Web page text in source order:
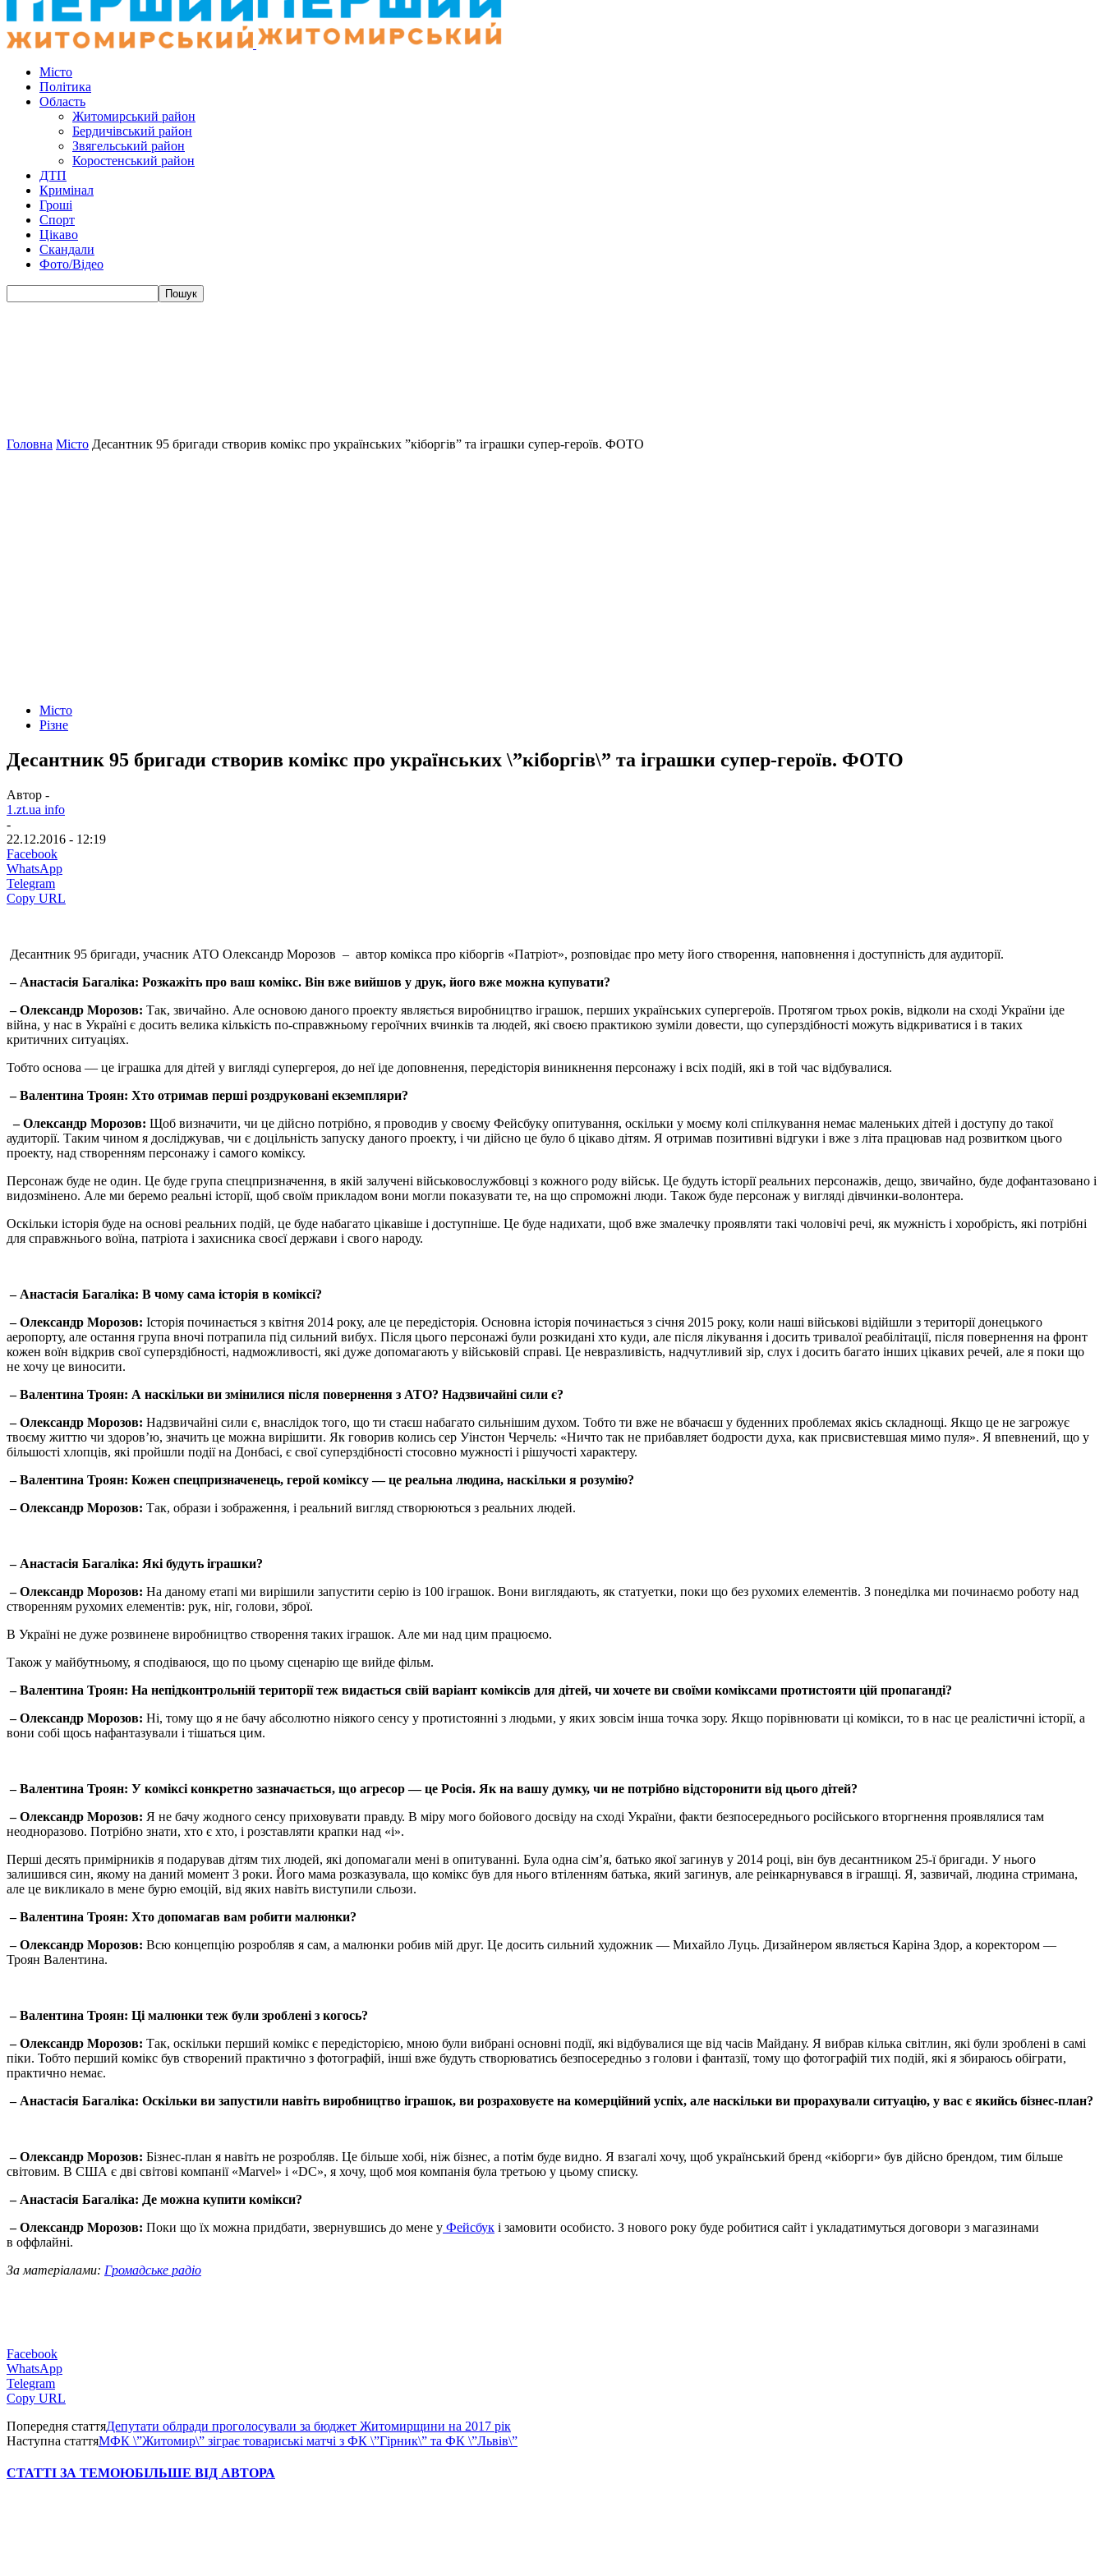
Місто
Політика
Область
Житомирський район
Бердичівський район
Звягельський район
Коростенський район
ДТП
Кримінал
Гроші
Спорт
Цікаво
Скандали
Фото/Відео
Головна Місто Десантник 95 бригади створив комікс про українських ”кіборгів” та іграшки супер-героїв. ФОТО
Місто
Різне
Десантник 95 бригади створив комікс про українських \”кіборгів\” та іграшки супер-героїв. ФОТО
Автор -
1.zt.ua info
-
22.12.2016 - 12:19
Facebook
WhatsApp
Telegram
Copy URL
Десантник 95 бригади, учасник АТО Олександр Морозов – автор комікса про кіборгів «Патріот», розповідає про мету його створення, наповнення і доступність для аудиторії.
– Анастасія Багаліка: Розкажіть про ваш комікс. Він вже вийшов у друк, його вже можна купувати?
– Олександр Морозов: Так, звичайно. Але основою даного проекту являється виробництво іграшок, перших українських супергероїв. Протягом трьох років, відколи на сході України іде
війна, у нас в Україні є досить велика кількість по-справжньому героїчних вчинків та людей, які своєю практикою зуміли довести, що суперздібності можуть відкриватися і в таких
критичних ситуаціях.
Тобто основа — це іграшка для дітей у вигляді супергероя, до неї іде доповнення, передісторія виникнення персонажу і всіх подій, які в той час відбувалися.
– Валентина Троян: Хто отримав перші роздруковані екземпляри?
–Олександр Морозов: Щоб визначити, чи це дійсно потрібно, я проводив у своєму Фейсбуку опитування, оскільки у моєму колі спілкування немає маленьких дітей і доступу до такої
аудиторії. Таким чином я досліджував, чи є доцільність запуску даного проекту, і чи дійсно це було б цікаво дітям. Я отримав позитивні відгуки і вже з літа працював над розвитком цього
проекту, над створенням персонажу і самого коміксу.
Персонаж буде не один. Це буде група спецпризначення, в якій залучені військовослужбовці з кожного роду військ. Це будуть історії реальних персонажів, дещо, звичайно, буде дофантазовано і
видозмінено. Але ми беремо реальні історії, щоб своїм прикладом вони могли показувати те, на що спроможні люди. Також буде персонаж у вигляді дівчинки-волонтера.
Оскільки історія буде на основі реальних подій, це буде набагато цікавіше і доступніше. Це буде надихати, щоб вже змалечку проявляти такі чоловічі речі, як мужність і хоробрість, які потрібні
для справжнього воїна, патріота і захисника своєї держави і свого народу.
– Анастасія Багаліка: В чому сама історія в коміксі?
– Олександр Морозов: Історія починається з квітня 2014 року, але це передісторія. Основна історія починається з січня 2015 року, коли наші військові відійшли з території донецького
аеропорту, але остання група вночі потрапила під сильний вибух. Після цього персонажі були розкидані хто куди, але після лікування і досить тривалої реабілітації, після повернення на фронт
кожен воїн відкрив свої суперздібності, надможливості, які дуже допомагають у військовій справі. Це невразливість, надчутливий зір, слух і досить багато інших цікавих речей, але я поки що
не хочу це виносити.
– Валентина Троян: А наскільки ви змінилися після повернення з АТО? Надзвичайні сили є?
– Олександр Морозов: Надзвичайні сили є, внаслідок того, що ти стаєш набагато сильнішим духом. Тобто ти вже не вбачаєш у буденних проблемах якісь складнощі. Якщо це не загрожує
твоєму життю чи здоров’ю, значить це можна вирішити. Як говорив колись сер Уінстон Черчель: «Ничто так не прибавляет бодрости духа, как присвистевшая мимо пуля». Я впевнений, що у
більшості хлопців, які пройшли події на Донбасі, є свої суперздібності стосовно мужності і рішучості характеру.
– Валентина Троян: Кожен спецпризначенець, герой коміксу — це реальна людина, наскільки я розумію?
– Олександр Морозов: Так, образи і зображення, і реальний вигляд створюються з реальних людей.
– Анастасія Багаліка: Які будуть іграшки?
– Олександр Морозов: На даному етапі ми вирішили запустити серію із 100 іграшок. Вони виглядають, як статуетки, поки що без рухомих елементів. З понеділка ми починаємо роботу над
створенням рухомих елементів: рук, ніг, голови, зброї.
В Україні не дуже розвинене виробництво створення таких іграшок. Але ми над цим працюємо.
Також у майбутньому, я сподіваюся, що по цьому сценарію ще вийде фільм.
– Валентина Троян: На непідконтрольній території теж видається свій варіант коміксів для дітей, чи хочете ви своїми коміксами протистояти цій пропаганді?
– Олександр Морозов: Ні, тому що я не бачу абсолютно ніякого сенсу у протистоянні з людьми, у яких зовсім інша точка зору. Якщо порівнювати ці комікси, то в нас це реалістичні історії, а
вони собі щось нафантазували і тішаться цим.
– Валентина Троян: У коміксі конкретно зазначається, що агресор — це Росія. Як на вашу думку, чи не потрібно відсторонити від цього дітей?
– Олександр Морозов: Я не бачу жодного сенсу приховувати правду. В міру мого бойового досвіду на сході України, факти безпосереднього російського вторгнення проявлялися там
неодноразово. Потрібно знати, хто є хто, і розставляти крапки над «і».
Перші десять примірників я подарував дітям тих людей, які допомагали мені в опитуванні. Була одна сім’я, батько якої загинув у 2014 році, він був десантником 25-ї бригади. У нього
залишився син, якому на даний момент 3 роки. Його мама розказувала, що комікс був для нього втіленням батька, який загинув, але реінкарнувався в іграшці. Я, зазвичай, людина стримана,
але це викликало в мене бурю емоцій, від яких навіть виступили сльози.
– Валентина Троян: Хто допомагав вам робити малюнки?
– Олександр Морозов: Всю концепцію розробляв я сам, а малюнки робив мій друг. Це досить сильний художник — Михайло Луць. Дизайнером являється Каріна Здор, а коректором —
Троян Валентина.
– Валентина Троян: Ці малюнки теж були зроблені з когось?
– Олександр Морозов: Так, оскільки перший комікс є передісторією, мною були вибрані основні події, які відбувалися ще від часів Майдану. Я вибрав кілька світлин, які були зроблені в самі
піки. Тобто перший комікс був створений практично з фотографій, інші вже будуть створюватись безпосередньо з голови і фантазії, тому що фотографій тих подій, які я збираюсь обіграти,
практично немає.
– Анастасія Багаліка: Оскільки ви запустили навіть виробництво іграшок, ви розраховуєте на комерційний успіх, але наскільки ви прорахували ситуацію, у вас є якийсь бізнес-план?
– Олександр Морозов: Бізнес-план я навіть не розробляв. Це більше хобі, ніж бізнес, а потім буде видно. Я взагалі хочу, щоб український бренд «кіборги» був дійсно брендом, тим більше
світовим. В США є дві світові компанії «Marvel» і «DC», я хочу, щоб моя компанія була третьою у цьому списку.
– Анастасія Багаліка: Де можна купити комікси?
– Олександр Морозов: Поки що їх можна придбати, звернувшись до мене у Фейсбук і замовити особисто. З нового року буде робитися сайт і укладатимуться договори з магазинами
в оффлайні.
За матеріалами: Громадське радіо
Facebook
WhatsApp
Telegram
Copy URL
Попередня статтяДепутати облради проголосували за бюджет Житомирщини на 2017 рік
Наступна статтяМФК \”Житомир\” зіграє товариські матчі з ФК \”Гірник\” та ФК \”Львів\”
СТАТТІ ЗА ТЕМОЮБІЛЬШЕ ВІД АВТОРА